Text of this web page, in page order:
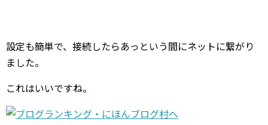
設定も簡単で、接続したらあっという間にネットに繋がり
ました。
これはいいですね。